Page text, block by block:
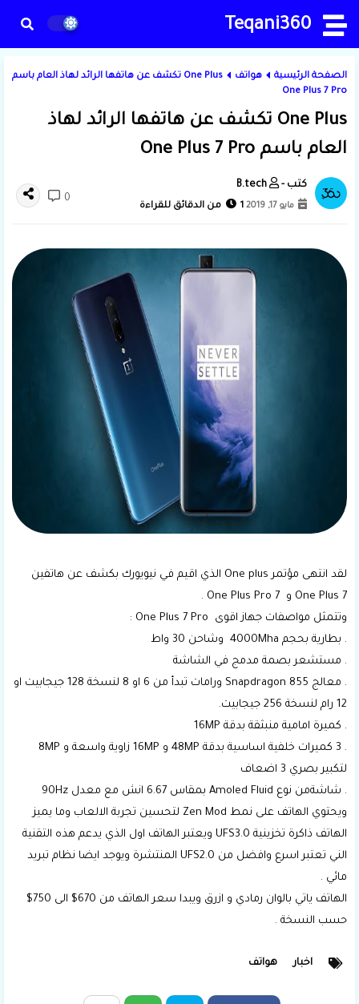
Teqani360
الصفحة الرئيسية هواتف
One Plus تكشف عن هاتفها الرائد لهاذ العام باسم
One Plus 7 Pro
One Plus تكشف عن هاتفها الرائد لهاذ
العام باسم One Plus 7 Pro
مايو 17, 2019 1 من الدقائق للقراءة
0
لقد انتهى مؤتمر One plus الذي اقيم في نيويورك بكشف عن هاتفين
One Plus 7 و 7 One Plus Pro .
وتتمثل مواصفات جهاز اقوى One Plus 7 Pro :
. بطارية بحجم 4000Mha وشاحن 30 واط
. مستشعر بصمة مدمج في الشاشة
. معالج Snapdragon 855 ورامات تبدأ من 6 او 8 لنسخة 128 جيجابيت او
12 رام لنسخة 256 جيجابيت.
. كميرة امامية منبثقة بدقة 16MP
. 3 كميرات خلفية اساسية بدقة 48MP و 16MP زاوية واسعة و 8MP
لتكبير بصري 3 اضعاف
. شاشةمن نوع Amoled Fluid بمقاس 6.67 انش مع معدل 90Hz
ويحتوي الهاتف على نمط Zen Mod لتحسين تجربة الالعاب وما يميز
الهاتف ذاكرة تخزينية UFS3.0 ويعتبر الهاتف اول الذي يدعم هذه التقنية
الني تعتبر اسرع وافضل من UFS2.0 المنتشرة ويوجد ايضا نظام تبريد
مائي .
الهاتف ياتي بالوان رمادي و ازرق ويبدا سعر الهاتف من 670$ الى 750$
حسب النسخة .
اخبار هواتف